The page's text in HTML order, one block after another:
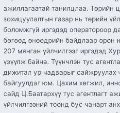
ажиллагаатай танилцлаа. Төрийн
зохицуулалтын газар нь төрийн
боломжгүй иргэдэд оператороор
бөгөөд өнөөдрийн байдлаар орон
207 мянган үйлчилгээг иргэдэд
үзүүлж байна. Түүнчлэн тус
дижитал ур чадварыг сайжруулах
байгуулдаг юм. Цахим хөгжил,
сайд Ц.Баатархүү тус агентлагт
үйлчилгээний тоонд бус чанарт